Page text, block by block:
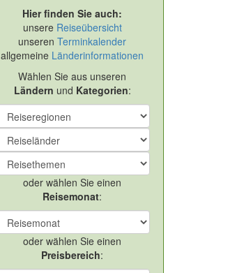
Hier finden Sie auch:
unsere Reiseübersicht
unserenTerminkalender
allgemeine Länderinformationen
Wählen Sie aus unseren
Ländern und Kategorien:
oder wählen Sie einen
Reisemonat:
oder wählen Sie einen
Preisbereich: